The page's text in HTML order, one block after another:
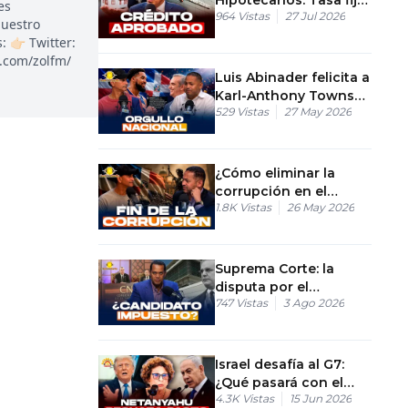
Twitter:
zolfm/
de 8% a 7 años
964 Vistas 27 Jul 2026
Luis Abinader felicita a
Karl-Anthony Towns
por pase a Finales NBA
529 Vistas 27 May 2026
¿Cómo eliminar la
corrupción en el
gobierno usando
1.8K Vistas 26 May 2026
Suprema Corte: la
disputa por el
candidato que busca
747 Vistas 3 Ago 2026
Israel desafía al G7:
¿Qué pasará con el
acuerdo entre Trump e
4.3K Vistas 15 Jun 2026